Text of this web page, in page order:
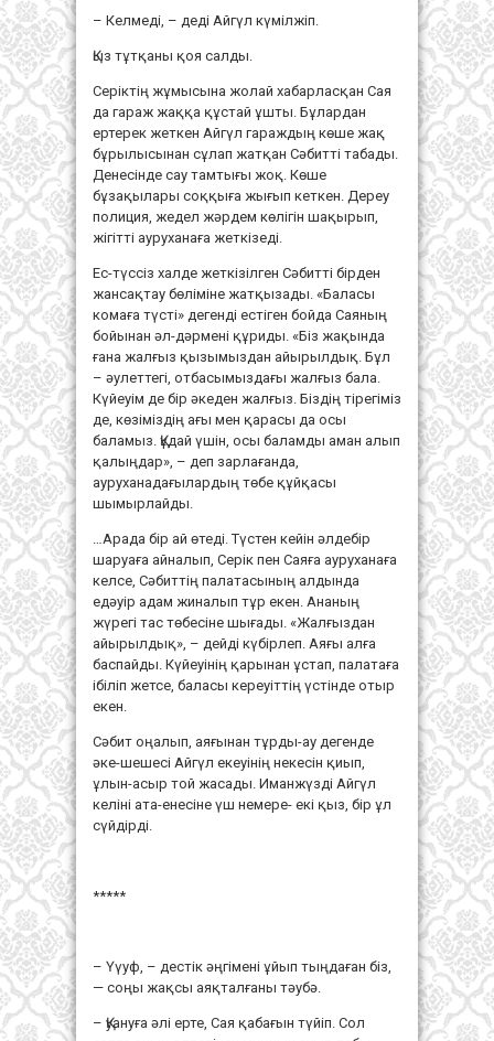
– Келмеді, – деді Айгүл күмілжіп.
Қыз тұтқаны қоя салды.
Серіктің жұмысына жолай хабарласқан Сая
да гараж жаққа құстай ұшты. Бұлардан
ертерек жеткен Айгүл гараждың көше жақ
бұрылысынан сұлап жатқан Сәбитті табады.
Денесінде сау тамтығы жоқ. Көше
бұзақылары соққыға жығып кеткен. Дереу
полиция, жедел жәрдем көлігін шақырып,
жігітті ауруханаға жеткізеді.
Ес-түссіз халде жеткізілген Сәбитті бірден
жансақтау бөліміне жатқызады. «Баласы
комаға түсті» дегенді естіген бойда Саяның
бойынан әл-дәрмені құриды. «Біз жақында
ғана жалғыз қызымыздан айырылдық. Бұл
– әулеттегі, отбасымыздағы жалғыз бала.
Күйеуім де бір әкеден жалғыз. Біздің тірегіміз
де, көзіміздің ағы мен қарасы да осы
баламыз. Құдай үшін, осы баламды аман алып
қалыңдар», – деп зарлағанда,
ауруханадағылардың төбе құйқасы
шымырлайды.
…Арада бір ай өтеді. Түстен кейін әлдебір
шаруаға айналып, Серік пен Саяға ауруханаға
келсе, Сәбиттің палатасының алдында
едәуір адам жиналып тұр екен. Ананың
жүрегі тас төбесіне шығады. «Жалғыздан
айырылдық», – дейді күбірлеп. Аяғы алға
баспайды. Күйеуінің қарынан ұстап, палатаға
ібіліп жетсе, баласы кереуіттің үстінде отыр
екен.
Сәбит оңалып, аяғынан тұрды-ау дегенде
әке-шешесі Айгүл екеуінің некесін қиып,
ұлын-асыр той жасады. Иманжүзді Айгүл
келіні ата-енесіне үш немере- екі қыз, бір ұл
сүйдірді.
*****
– Үүуф, – дестік әңгімені ұйып тыңдаған біз,
— соңы жақсы аяқталғаны тәубә.
– Қуануға әлі ерте, Сая қабағын түйіп. Сол